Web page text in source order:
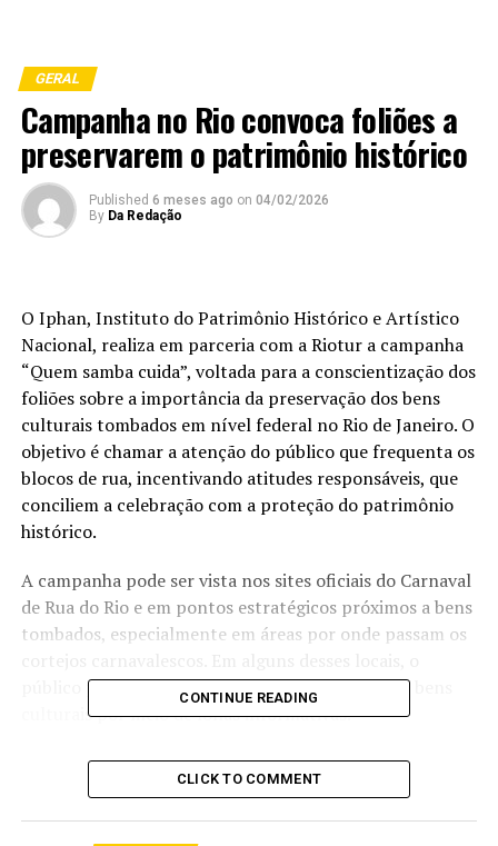
GERAL
Campanha no Rio convoca foliões a
preservarem o patrimônio histórico
Published 6 meses ago on 04/02/2026
By Da Redação
O Iphan, Instituto do Patrimônio Histórico e Artístico
Nacional, realiza em parceria com a Riotur a campanha
“Quem samba cuida”, voltada para a conscientização dos
foliões sobre a importância da preservação dos bens
culturais tombados em nível federal no Rio de Janeiro. O
objetivo é chamar a atenção do público que frequenta os
blocos de rua, incentivando atitudes responsáveis, que
conciliem a celebração com a proteção do patrimônio
histórico.
A campanha pode ser vista nos sites oficiais do Carnaval
de Rua do Rio e em pontos estratégicos próximos a bens
tombados, especialmente em áreas por onde passam os
público pode conhecer um pouco da história dos bens
culturais por meio de lonas informativas.
A superintendente do Iphan no Rio de Janeiro, Patrícia
Wanzeller, comemora os resultados já alcançados pela
campanha neste ano…
CONTINUE READING
CLICK TO COMMENT